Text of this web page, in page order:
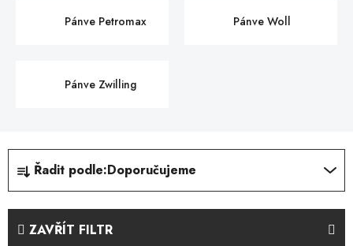
Pánve Petromax Pánve Woll
Pánve Zwilling
Ř
z
Řadit podle:Doporučujeme
ZAVŘÍT FILTR